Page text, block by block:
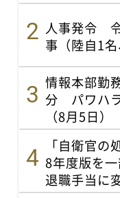
人事発令
事（陸自1名
情報本部勤
分 パワハ
（8月5日）
「自衛官の
8年度版を
退職手当に